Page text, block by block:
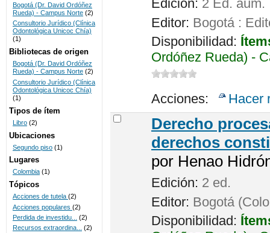
Edición: 2 Ed. aum.
Editor: Bogotá :
Disponibilidad:
Ordóñez Rueda) -
Acciones: Hacer
Derecho
derechos
por Henao
Edición: 2 ed.
Editor: Bogotá
Disponibilidad:
Bogotá (Dr. David Ordóñez
Rueda) - Campus Norte (2)
Consultorio Jurídico (Clínica
Odontológica Unicoc Chía)
(1)
Bibliotecas de origen
Bogotá (Dr. David Ordóñez
Rueda) - Campus Norte (2)
Consultorio Jurídico (Clínica
Odontológica Unicoc Chía)
(1)
Tipos de ítem
Libro (2)
Ubicaciones
Segundo piso (1)
Lugares
Colombia (1)
Tópicos
Acciones de tutela (2)
Acciones populares (2)
Perdida de investidu...
(2)
Recursos extraordina...
(2)